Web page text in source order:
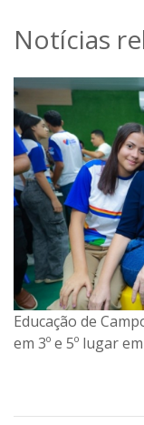
Notícias
Educação de
em 3º e 5º lugar
Secretaria de
kits escolares e